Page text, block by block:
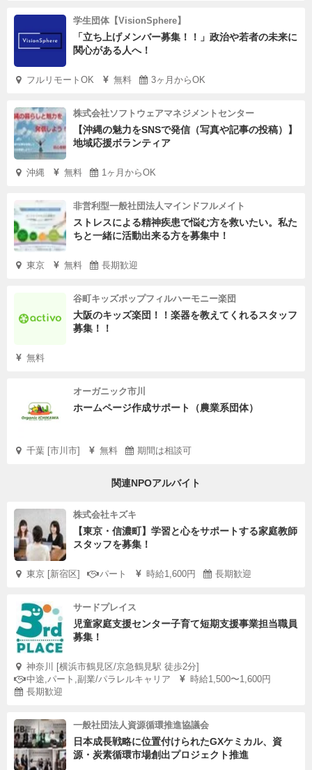
学生団体【VisionSphere】
「立ち上げメンバー募集！！」政治や若者の未来に
関心がある人へ！
フルリモートOK 無料 3ヶ月からOK
株式会社ソフトウェアマネジメントセンター
【沖縄の魅力をSNSで発信（写真や記事の投稿）】
地域応援ボランティア
沖縄 無料 1ヶ月からOK
非営利型一般社団法人マインドフルメイト
ストレスによる精神疾患で悩む方を救いたい。私た
ちと一緒に活動出来る方を募集中！
東京 無料 長期歓迎
谷町キッズポップフィルハーモニー楽団
大阪のキッズ楽団！！楽器を教えてくれるスタッフ
募集！！
無料
オーガニック市川
ホームページ作成サポート（農業系団体）
千葉 [市川市] 無料 期間は相談可
関連NPOアルバイト
株式会社キズキ
【東京・信濃町】学習と心をサポートする家庭教師
スタッフを募集！
東京 [新宿区] パート 時給1,600円 長期歓迎
サードプレイス
児童家庭支援センター子育て短期支援事業担当職員
募集！
神奈川 [横浜市鶴見区/京急鶴見駅 徒歩2分]
中途,パート,副業/パラレルキャリア
時給1,500〜1,600円
長期歓迎
一般社団法人資源循環推進協議会
日本成長戦略に位置付けられたGXケミカル、資
源・炭素循環市場創出プロジェクト推進